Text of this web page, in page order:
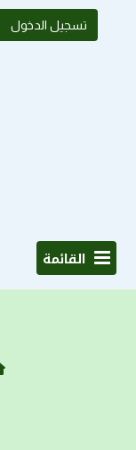
تسجيل الدخول
القائمة